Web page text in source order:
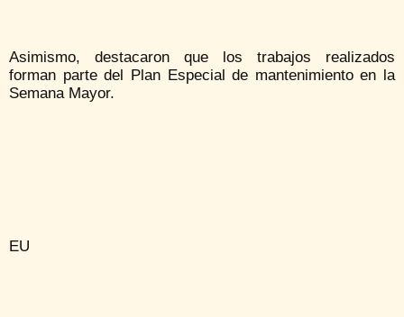
Asimismo, destacaron que los trabajos realizados
forman parte del Plan Especial de mantenimiento en la
Semana Mayor.
EU